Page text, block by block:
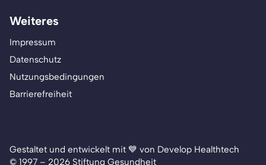
Weiteres
Impressum
Datenschutz
Nutzungsbedingungen
Barrierefreiheit
Gestaltet und entwickelt mit 💙 von Develop Healthtech
© 1997 – 2026 Stiftung Gesundheit